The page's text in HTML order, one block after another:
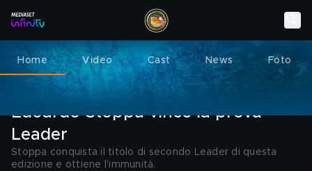
Home Video Cast News Foto
L'ISOLA DEI FAMOSI
Edoardo Stoppa vince la prova
Leader
Stoppa conquista il titolo di secondo Leader di questa
edizione e ottiene l'immunità.